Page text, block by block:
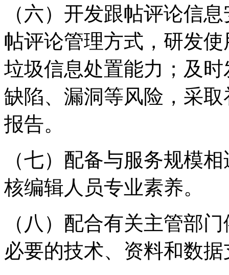
（六）开发跟帖评论信
帖评论管理方式，研发
垃圾信息处置能力；及
缺陷、漏洞等风险，采
报告。
（七）配备与服务规模
核编辑人员专业素养。
（八）配合有关主管部
必要的技术、资料和数